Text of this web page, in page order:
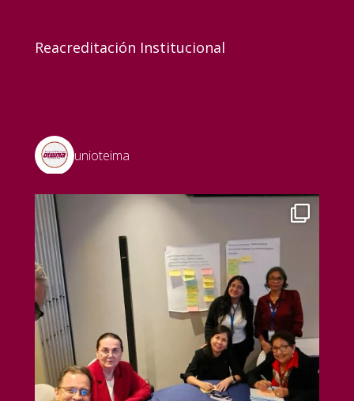
Reacreditación Institucional
unioteima